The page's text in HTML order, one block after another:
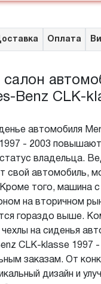
Оплата
салон
Benz CLK-
автомобиля
- 2003 повышают
владельца.
свой автомобиль,
того, машина
на вторичном
гораздо выше.
на сиденья
CLK-klasse 1997 -
заказам. От
дизайн и